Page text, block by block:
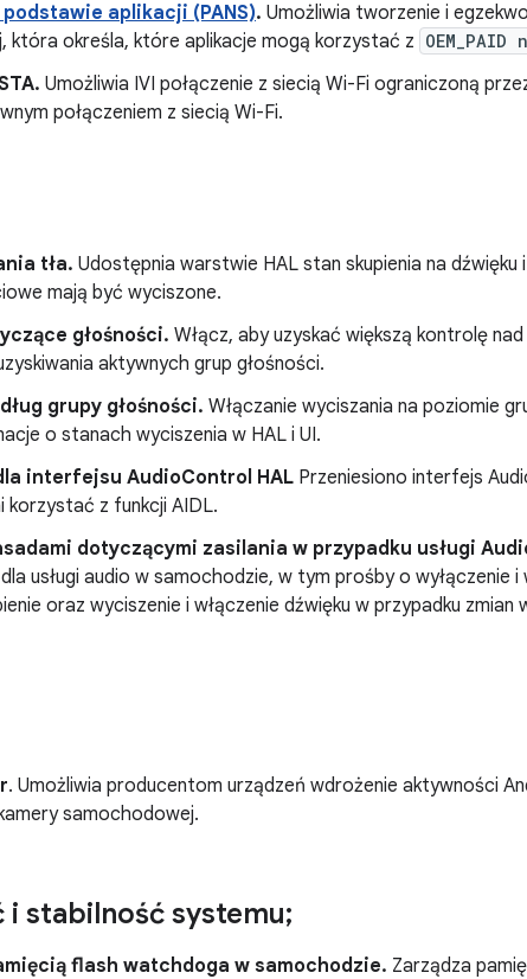
aplikacji (PANS). Umożliwia tworzenie i
która określa, które aplikacje mogą korzystać z OEM_PAID
Umożliwia IVI połączenie z siecią Wi-Fi ograniczoną
połączeniem z siecią Wi-Fi.
tła. Udostępnia warstwie HAL stan skupienia na
mają być wyciszone.
głośności. Włącz, aby uzyskać większą kontrolę
aktywnych grup głośności.
grupy głośności. Włączanie wyciszania na poziomie
o stanach wyciszenia w HAL i UI.
interfejsu AudioControl HAL Przeniesiono interfejs
korzystać z funkcji AIDL.
dotyczącymi zasilania w przypadku usługi
usługi audio w samochodzie, w tym prośby o wyłączenie i
oraz wyciszenie i włączenie dźwięku w przypadku
. Umożliwia producentom urządzeń wdrożenie aktywności
samochodowej.
i stabilność systemu;
flash watchdoga w samochodzie. Zarządza